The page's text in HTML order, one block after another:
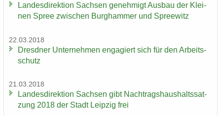
Lan­des­di­rek­ti­on Sach­sen ge­neh­migt Aus­bau der Klei­
nen Spree zwi­schen Burg­ham­mer und Spree­witz
22.03.2018
Dresd­ner Un­ter­neh­men en­ga­giert sich für den Ar­beits­
schutz
21.03.2018
Lan­des­di­rek­ti­on Sach­sen gibt Nach­trags­haus­halts­sat­
zung 2018 der Stadt Leip­zig frei